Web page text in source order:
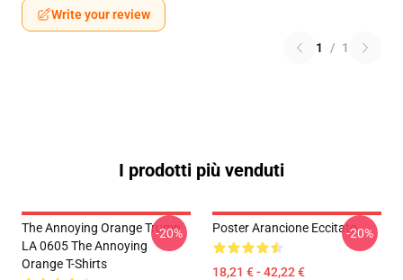
Write your review
1 / 1
I prodotti più venduti
The Annoying Orange Trump
LA 0605 The Annoying
Orange T-Shirts
-20% Poster Arancione Eccitato
18,21 € - 42,22 €
-20%